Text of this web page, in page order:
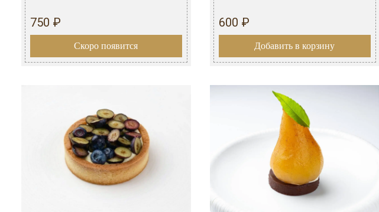
750 ₽
Скоро появится
600 ₽
Добавить в корзину